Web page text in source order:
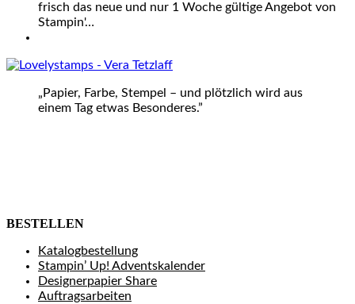
frisch das neue und nur 1 Woche gültige Angebot von
Stampin'…
„Papier, Farbe, Stempel – und plötzlich wird aus
einem Tag etwas Besonderes.”
BESTELLEN
Katalogbestellung
Stampin’ Up! Adventskalender
Designerpapier Share
Auftragsarbeiten